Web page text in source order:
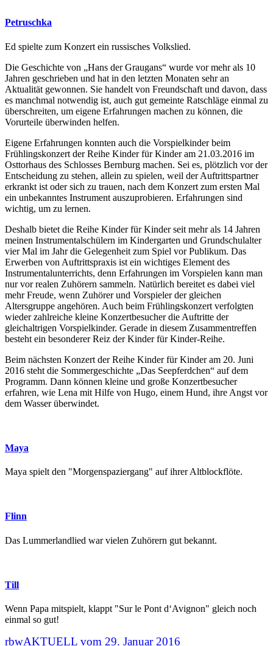
Petruschka
Ed spielte zum Konzert ein russisches Volkslied.
Die Geschichte von „Hans der Graugans“ wurde vor mehr als 10
Jahren geschrieben und hat in den letzten Monaten sehr an
Aktualität gewonnen. Sie handelt von Freundschaft und davon, dass
es manchmal notwendig ist, auch gut gemeinte Ratschläge einmal zu
überschreiten, um eigene Erfahrungen machen zu können, die
Vorurteile überwinden helfen.
Eigene Erfahrungen konnten auch die Vorspielkinder beim
Frühlingskonzert der Reihe Kinder für Kinder am 21.03.2016 im
Osttorhaus des Schlosses Bernburg machen. Sei es, plötzlich vor der
Entscheidung zu stehen, allein zu spielen, weil der Auftrittspartner
erkrankt ist oder sich zu trauen, nach dem Konzert zum ersten Mal
ein unbekanntes Instrument auszuprobieren. Erfahrungen sind
wichtig, um zu lernen.
Deshalb bietet die Reihe Kinder für Kinder seit mehr als 14 Jahren
meinen Instrumentalschülern im Kindergarten und Grundschulalter
vier Mal im Jahr die Gelegenheit zum Spiel vor Publikum. Das
Erwerben von Auftrittspraxis ist ein wichtiges Element des
Instrumentalunterrichts, denn Erfahrungen im Vorspielen kann man
nur vor realen Zuhörern sammeln. Natürlich bereitet es dabei viel
mehr Freude, wenn Zuhörer und Vorspieler der gleichen
Altersgruppe angehören. Auch beim Frühlingskonzert verfolgten
wieder zahlreiche kleine Konzertbesucher die Auftritte der
gleichaltrigen Vorspielkinder. Gerade in diesem Zusammentreffen
besteht ein besonderer Reiz der Kinder für Kinder-Reihe.
Beim nächsten Konzert der Reihe Kinder für Kinder am 20. Juni
2016 steht die Sommergeschichte „Das Seepferdchen“ auf dem
Programm. Dann können kleine und große Konzertbesucher
erfahren, wie Lena mit Hilfe von Hugo, einem Hund, ihre Angst vor
dem Wasser überwindet.
Maya
Maya spielt den "Morgenspaziergang" auf ihrer Altblockflöte.
Flinn
Das Lummerlandlied war vielen Zuhörern gut bekannt.
Till
Wenn Papa mitspielt, klappt "Sur le Pont d‘Avignon" gleich noch
einmal so gut!
rbwAKTUELL vom 29. Januar 2016